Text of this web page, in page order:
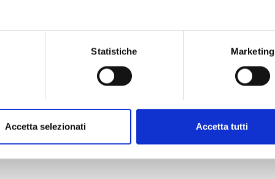
Statistiche Marketing
Accetta selezionati Accetta tutti